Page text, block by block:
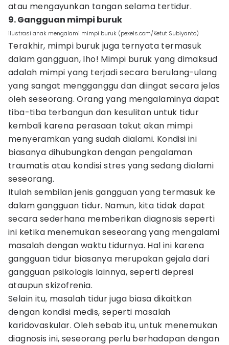
atau mengayunkan tangan selama tertidur.
9. Gangguan mimpi buruk
ilustrasi anak mengalami mimpi buruk (pexels.com/Ketut Subiyanto)
Terakhir, mimpi buruk juga ternyata termasuk
dalam gangguan, lho! Mimpi buruk yang dimaksud
adalah mimpi yang terjadi secara berulang-ulang
yang sangat mengganggu dan diingat secara jelas
oleh seseorang. Orang yang mengalaminya dapat
tiba-tiba terbangun dan kesulitan untuk tidur
kembali karena perasaan takut akan mimpi
menyeramkan yang sudah dialami. Kondisi ini
biasanya dihubungkan dengan pengalaman
traumatis atau kondisi stres yang sedang dialami
seseorang.
Itulah sembilan jenis gangguan yang termasuk ke
dalam gangguan tidur. Namun, kita tidak dapat
secara sederhana memberikan diagnosis seperti
ini ketika menemukan seseorang yang mengalami
masalah dengan waktu tidurnya. Hal ini karena
gangguan tidur biasanya merupakan gejala dari
gangguan psikologis lainnya, seperti depresi
ataupun skizofrenia.
Selain itu, masalah tidur juga biasa dikaitkan
dengan kondisi medis, seperti masalah
karidovaskular. Oleh sebab itu, untuk menemukan
diagnosis ini, seseorang perlu berhadapan dengan